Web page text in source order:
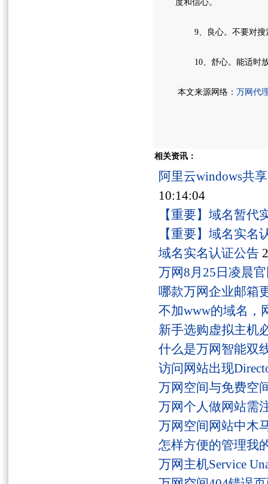
度和信心。
9、良心。不要对搜索
10、舒心。能适时放
本文来源网络： 万网代
相关资讯：
阿里云windows共
10:14:04
【重要】域名暂代
【重要】域名实名
域名实名认证公告
万网8月25日凌晨
哪款万网企业邮箱
不加www的域名，
新手选购虚拟主机
什么是万网智能双
访问网站出现
万网空间与免费空
万网个人做网站需
万网空间网站中木
怎样方便的管理我
万网主机Service